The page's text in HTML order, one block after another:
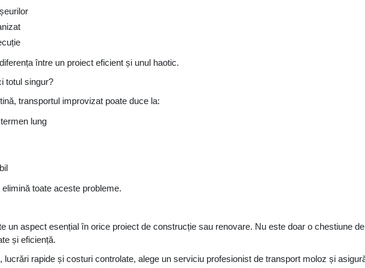
între un proiect eficient și unul haotic.
totul singur?
transportul improvizat poate duce la:
lung
toate aceste probleme.
un aspect esențial în orice proiect de construcție sau renovare. Nu este doar o chestiune de
și eficiență.
lucrări rapide și costuri controlate, alege un serviciu profesionist de transport moloz și